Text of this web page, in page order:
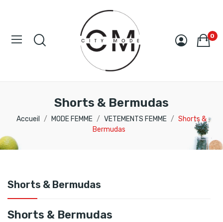
0
Shorts & Bermudas
Accueil MODE FEMME VETEMENTS FEMME
Shorts &
Bermudas
Shorts & Bermudas
Shorts & Bermudas